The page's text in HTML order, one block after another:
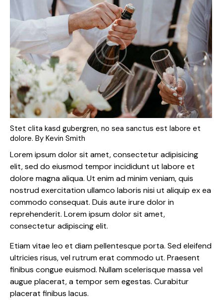
Stet clita kasd gubergren, no sea sanctus est labore et
dolore. By Kevin Smith
Lorem ipsum dolor sit amet, consectetur adipisicing
elit, sed do eiusmod tempor incididunt ut labore et
dolore magna aliqua. Ut enim ad minim veniam, quis
nostrud exercitation ullamco laboris nisi ut aliquip ex ea
commodo consequat. Duis aute irure dolor in
reprehenderit. Lorem ipsum dolor sit amet,
consectetur adipiscing elit.
Etiam vitae leo et diam pellentesque porta. Sed eleifend
ultricies risus, vel rutrum erat commodo ut. Praesent
finibus congue euismod. Nullam scelerisque massa vel
augue placerat, a tempor sem egestas. Curabitur
placerat finibus lacus.